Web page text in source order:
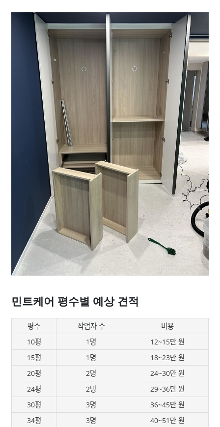
민트케어 평수별 예상 견적
평수 작업자 수
비용
10평
1명
12~15만 원
15평
1명
18~23만 원
20평
2명
24~30만 원
24평
2명
29~36만 원
30평
3명
36~45만 원
34평
3명 40~51만 원